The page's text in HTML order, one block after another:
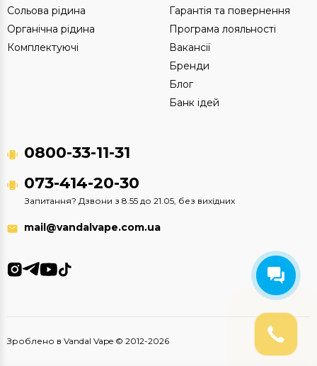
Сольова рідина
Органічна рідина
Комплектуючі
Гарантія та повернення
Програма лояльності
Вакансії
Бренди
Блог
Банк ідей
0800-33-11-31
073-414-20-30
Запитання? Дзвони з 8.55 до 21.05, без вихідних
mail@vandalvape.com.ua
Зроблено в Vandal Vape © 2012-2026